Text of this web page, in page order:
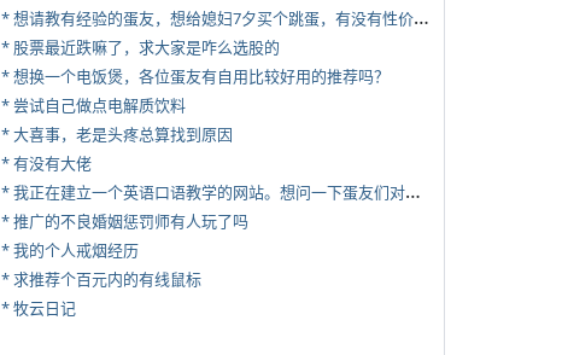
*
想请教有经验的蛋友，想给媳妇7夕买个跳蛋，有没有性价比高的推荐
* 股票最近跌嘛了，求大家是咋么选股的
* 想换一个电饭煲，各位蛋友有自用比较好用的推荐吗？
* 尝试自己做点电解质饮料
* 大喜事，老是头疼总算找到原因
* 有没有大佬
*
我正在建立一个英语口语教学的网站。想问一下蛋友们对这类教学机构或网站的痛点。
* 推广的不良婚姻惩罚师有人玩了吗
* 我的个人戒烟经历
* 求推荐个百元内的有线鼠标
* 牧云日记